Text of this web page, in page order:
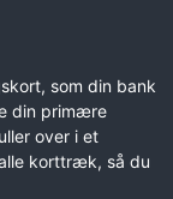
som din bank
din primære
over i et
korttræk, så du